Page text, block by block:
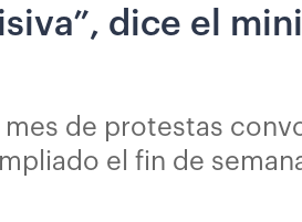
dice el
de protestas
el fin de